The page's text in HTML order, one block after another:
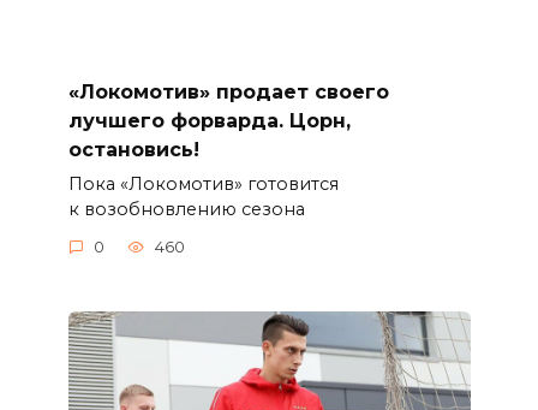
«Локомотив» продает своего
лучшего форварда. Цорн,
остановись!
Пока «Локомотив» готовится
к возобновлению сезона
0 460